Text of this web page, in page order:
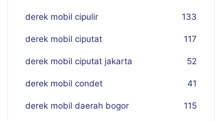
derek mobil cipulir 133
derek mobil ciputat 117
derek mobil ciputat jakarta 52
derek mobil condet 41
derek mobil daerah bogor 115